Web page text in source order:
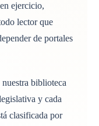
ejercicio,
lector que
de portales
biblioteca
y cada
clasificada por